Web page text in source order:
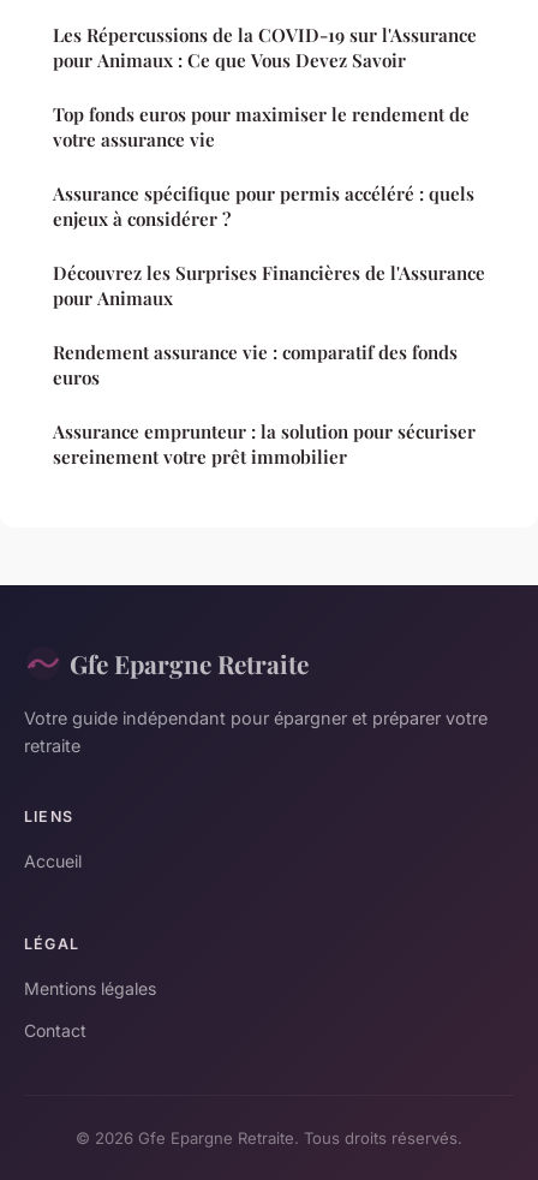
Les Répercussions de la COVID-19 sur l'Assurance
pour Animaux : Ce que Vous Devez Savoir
Top fonds euros pour maximiser le rendement de
votre assurance vie
Assurance spécifique pour permis accéléré : quels
enjeux à considérer ?
Découvrez les Surprises Financières de l'Assurance
pour Animaux
Rendement assurance vie : comparatif des fonds
euros
Assurance emprunteur : la solution pour sécuriser
sereinement votre prêt immobilier
Gfe Epargne Retraite
Votre guide indépendant pour épargner et préparer votre
retraite
LIENS
Accueil
LÉGAL
Mentions légales
Contact
© 2026 Gfe Epargne Retraite. Tous droits réservés.